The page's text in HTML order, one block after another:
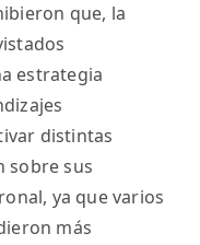
que, la
estrategia
distintas
sobre sus
ya que varios
más